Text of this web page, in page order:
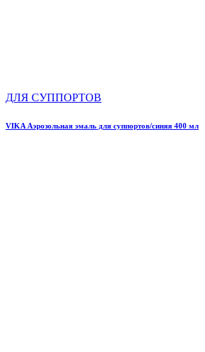
ДЛЯ СУППОРТОВ
VIKA Аэрозольная эмаль для суппортов/синяя 400 мл